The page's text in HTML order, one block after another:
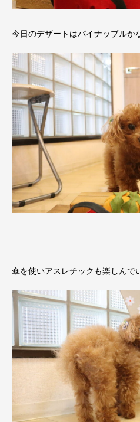
今日のデザートはパイナップルか
傘を使いアスレチックも楽しんで